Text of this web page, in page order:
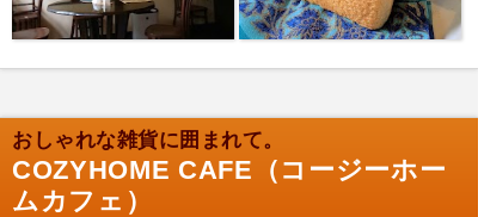
おしゃれな雑貨に囲まれて。
COZYHOME CAFE（コージーホー
ムカフェ）